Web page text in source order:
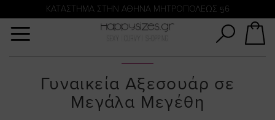
KATΑΣΤΗΜΑ ΣΤΗΝ ΑΘΗΝΑ ΜΗΤΡΟΠΟΛΕΩΣ 56
Γυναικεία Αξεσουάρ σε
Μεγάλα Μεγέθη
Αναζήτηση